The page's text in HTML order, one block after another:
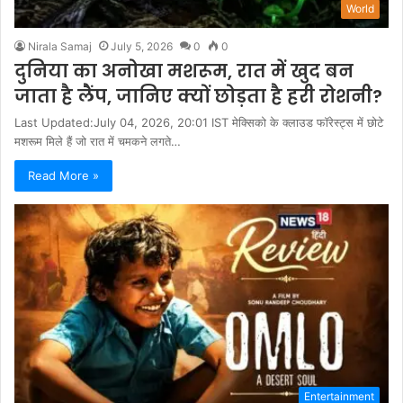
World
Nirala Samaj July 5, 2026 0 0
दुनिया का अनोखा मशरूम, रात में खुद बन
जाता है लैंप, जानिए क्यों छोड़ता है हरी रोशनी?
Last Updated:July 04, 2026, 20:01 IST मेक्सिको के क्लाउड फॉरेस्ट्स में छोटे
मशरूम मिले हैं जो रात में चमकने लगते…
Read More »
Entertainment